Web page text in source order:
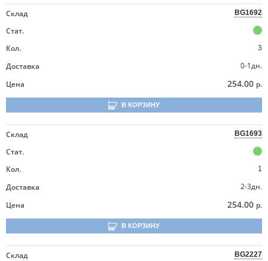
Склад BG1692
Стат.
Кол.
3
Доставка
0-1дн.
Цена
254.00 р.
В КОРЗИНУ
Склад BG1693
Стат.
Кол.
1
Доставка
2-3дн.
Цена
254.00 р.
В КОРЗИНУ
Склад BG2227